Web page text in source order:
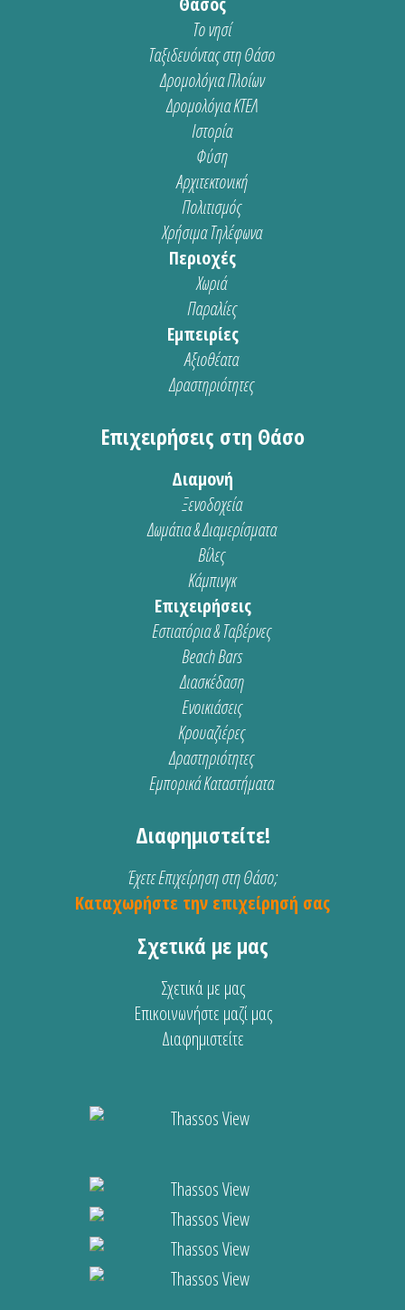
Το νησί
Ταξιδευόντας στη Θάσο
Δρομολόγια Πλοίων
Δρομολόγια ΚΤΕΛ
Ιστορία
Φύση
Αρχιτεκτονική
Πολιτισμός
Χρήσιμα Τηλέφωνα
Περιοχές
Χωριά
Παραλίες
Εμπειρίες
Αξιοθέατα
Δραστηριότητες
Επιχειρήσεις στη Θάσο
Διαμονή
Ξενοδοχεία
Δωμάτια & Διαμερίσματα
Βίλες
Κάμπινγκ
Επιχειρήσεις
Εστιατόρια & Ταβέρνες
Beach Bars
Διασκέδαση
Ενοικιάσεις
Κρουαζιέρες
Δραστηριότητες
Εμπορικά Καταστήματα
Διαφημιστείτε!
Έχετε Επιχείρηση στη Θάσο;
Καταχωρήστε την επιχείρησή σας
Σχετικά με μας
Σχετικά με μας
Επικοινωνήστε μαζί μας
Διαφημιστείτε